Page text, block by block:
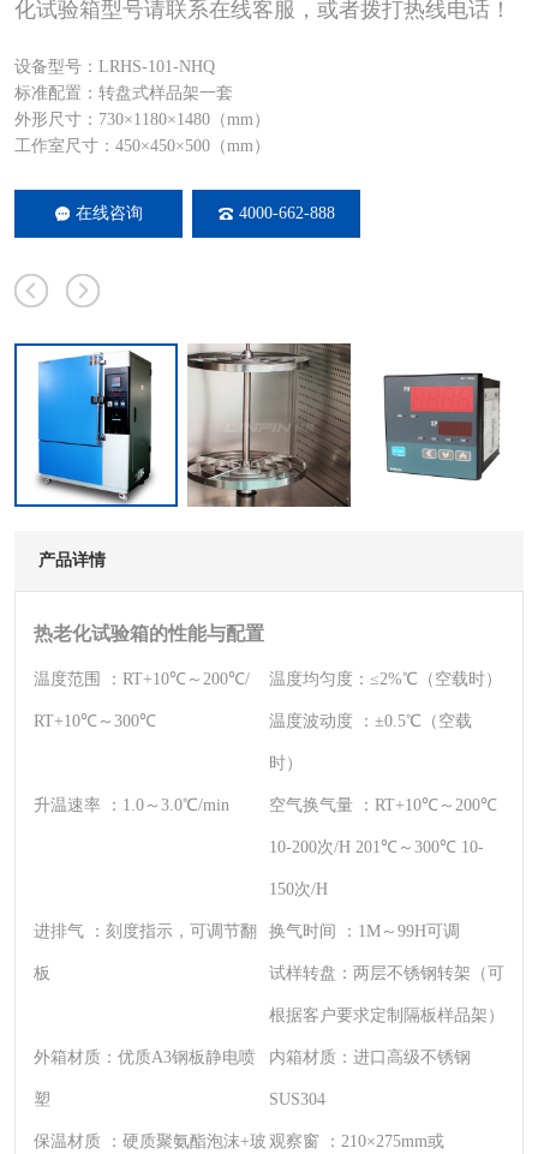
化试验箱型号请联系在线客服，或者拨打热线电话！
设备型号：LRHS-101-NHQ
标准配置：转盘式样品架一套
外形尺寸：730×1180×1480（mm）
工作室尺寸：450×450×500（mm）
在线咨询 4000-662-888
产品详情
热老化试验箱的性能与配置
温度范围 ： RT+10℃～200℃/
RT+10℃～300℃
温度均匀度： ≤2%℃（空载时）
温度波动度 ： ±0.5℃（空载
时）
升温速率 ： 1.0～3.0℃/min 空气换气量 ： RT+10℃～200℃
10-200次/H 201℃～300℃ 10-
150次/H
进排气 ： 刻度指示，可调节翻
板
换气时间 ： 1M～99H可调
试样转盘： 两层不锈钢转架（可
根据客户要求定制隔板样品架）
外箱材质： 优质A3钢板静电喷
塑
内箱材质： 进口高级不锈钢
SUS304
保温材质 ： 硬质聚氨酯泡沫+玻 观察窗 ： 210×275mm或